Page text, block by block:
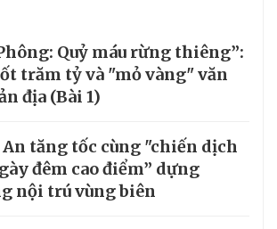
Quỷ máu rừng thiêng”:
trăm tỷ và "mỏ vàng" văn
địa (Bài 1)
An tăng tốc cùng "chiến dịch
đêm cao điểm” dựng
nội trú vùng biên